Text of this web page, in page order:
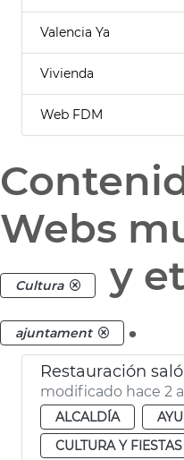
Valencia Ya
Vivienda
Web FDM
Webs
Cultura y
ajuntament .
modificado hace 2
ALCALDÍA
CULTURA Y